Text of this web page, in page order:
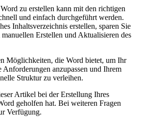
zu erstellen kann mit den richtigen
und einfach durchgeführt werden.
Inhaltsverzeichnis erstellen, sparen Sie
Erstellen und Aktualisieren des
Möglichkeiten, die Word bietet, um Ihr
anzupassen und Ihrem
Struktur zu verleihen.
Artikel bei der Erstellung Ihres
geholfen hat. Bei weiteren Fragen
Verfügung.